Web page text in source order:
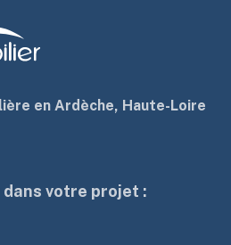
en Ardèche, Haute-Loire
votre projet :